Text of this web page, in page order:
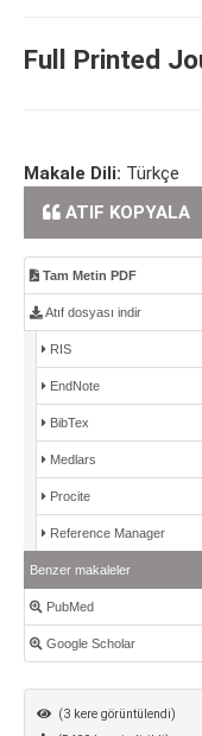
Full Printed
Makale Dili: Türkçe
ATIF KOPYALA
Tam Metin PDF
Atıf dosyası indir
RIS
EndNote
BibTex
Medlars
Procite
Reference Manager
Benzer makaleler
PubMed
Google Scholar
(3 kere görüntülendi)